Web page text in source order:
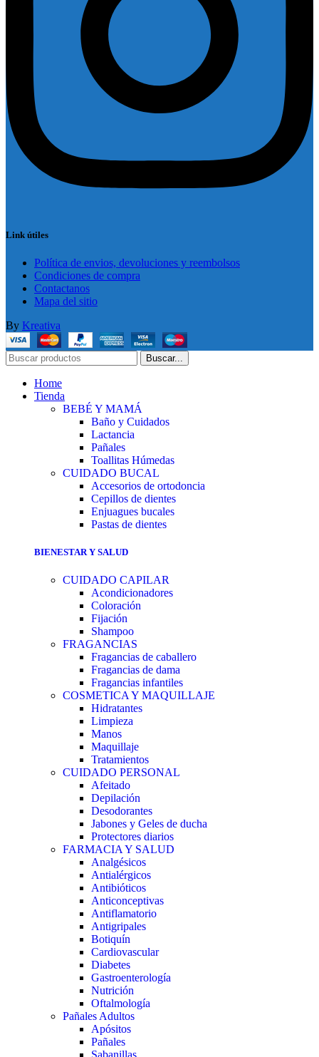
Link útiles
Política de envios, devoluciones y reembolsos
Condiciones de compra
Contactanos
Mapa del sitio
By Kreativa
Buscar...
Home
Tienda
BEBÉ Y MAMÁ
Baño y Cuidados
Lactancia
Pañales
Toallitas Húmedas
CUIDADO BUCAL
Accesorios de ortodoncia
Cepillos de dientes
Enjuagues bucales
Pastas de dientes
BIENESTAR Y SALUD
CUIDADO CAPILAR
Acondicionadores
Coloración
Fijación
Shampoo
FRAGANCIAS
Fragancias de caballero
Fragancias de dama
Fragancias infantiles
COSMETICA Y MAQUILLAJE
Hidratantes
Limpieza
Manos
Maquillaje
Tratamientos
CUIDADO PERSONAL
Afeitado
Depilación
Desodorantes
Jabones y Geles de ducha
Protectores diarios
FARMACIA Y SALUD
Analgésicos
Antialérgicos
Antibióticos
Anticonceptivas
Antiflamatorio
Antigripales
Botiquín
Cardiovascular
Diabetes
Gastroenterología
Nutrición
Oftalmología
Pañales Adultos
Apósitos
Pañales